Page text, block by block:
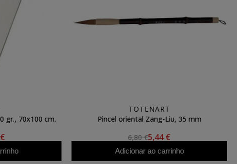
gr., 70x100 cm.
TOTENART
Pincel oriental Zang-Liu, 35 mm
6,80 €5,44 €
Adicionar ao carrinho